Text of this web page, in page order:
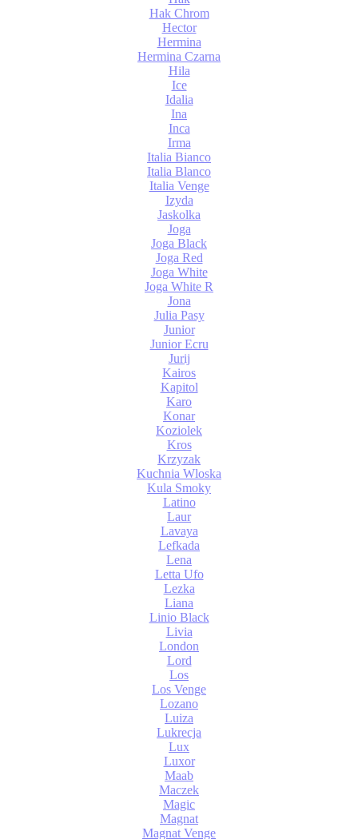
Hak Chrom
Hector
Hermina
Hermina Czarna
Hila
Ice
Idalia
Ina
Inca
Irma
Italia Bianco
Italia Blanco
Italia Venge
Izyda
Jaskolka
Joga
Joga Black
Joga Red
Joga White
Joga White R
Jona
Julia Pasy
Junior
Junior Ecru
Jurij
Kairos
Kapitol
Karo
Konar
Koziolek
Kros
Krzyzak
Kuchnia Wloska
Kula Smoky
Latino
Laur
Lavaya
Lefkada
Lena
Letta Ufo
Lezka
Liana
Linio Black
Livia
London
Lord
Los
Los Venge
Lozano
Luiza
Lukrecja
Lux
Luxor
Maab
Maczek
Magic
Magnat
Magnat Venge